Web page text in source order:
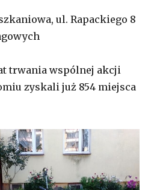
ul. Rapackiego 8
trwania wspólnej akcji
zyskali już 854 miejsca